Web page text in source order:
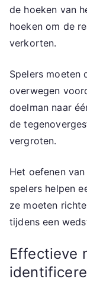
de hoeken van
hoeken om de
verkorten.
Spelers moeten
overwegen
doelman naar
de
vergroten.
Het oefenen
spelers helpen
ze moeten
tijdens een
Effectieve